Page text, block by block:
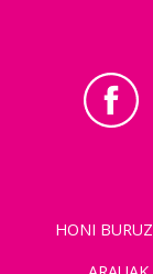
HONI BURUZ